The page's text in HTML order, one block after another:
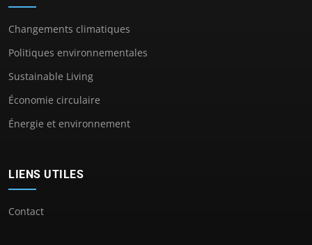
Changements climatiques
Politiques environnementales
Sustainable Living
Économie circulaire
Énergie et environnement
LIENS UTILES
Contact